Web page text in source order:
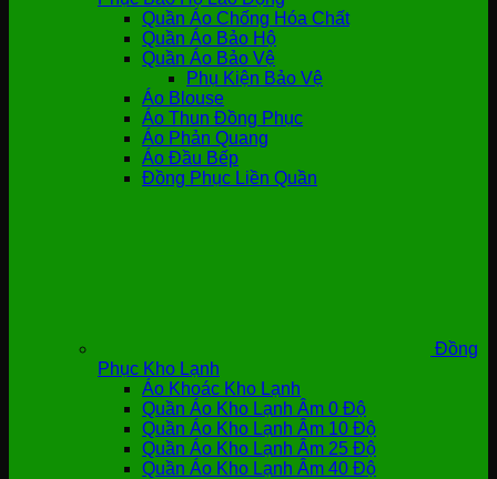
Quần Áo Chống Hóa Chất
Quần Áo Bảo Hộ
Quần Áo Bảo Vệ
Phụ Kiện Bảo Vệ
Áo Blouse
Áo Thun Đồng Phục
Áo Phản Quang
Áo Đầu Bếp
Đồng Phục Liền Quần
Đồng
Phục Kho Lạnh
Áo Khoác Kho Lạnh
Quần Áo Kho Lạnh Âm 0 Độ
Quần Áo Kho Lạnh Âm 10 Độ
Quần Áo Kho Lạnh Âm 25 Độ
Quần Áo Kho Lạnh Âm 40 Độ